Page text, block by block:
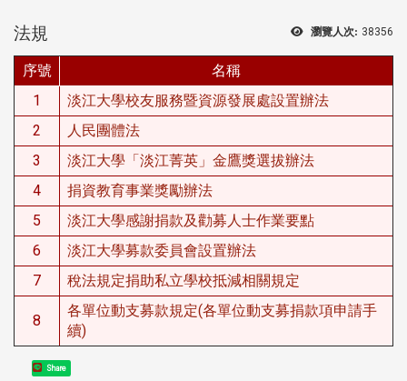
瀏覽人次: 38356
法規
序號
名稱
1
淡江大學校友服務暨資源發展處設置辦法
2
人民團體法
3
淡江大學「淡江菁英」金鷹獎選拔辦法
4
捐資教育事業獎勵辦法
5
淡江大學感謝捐款及勸募人士作業要點
6
淡江大學募款委員會設置辦法
7
稅法規定捐助私立學校抵減相關規定
8
各單位動支募款規定(各單位動支募捐款項申請手
續)
Share